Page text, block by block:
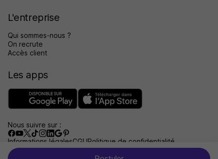
L'entreprise
Qui sommes-nous ?
On recrute
Accès client
Les apps
Nous suivre sur :
Informations légalesCGUPolitique de confidentialité
Gérer les traceursAccessibilité : non conforme